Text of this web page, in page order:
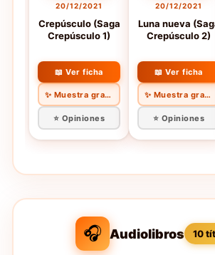
20/12/2021
Crepúsculo (Saga
Crepúsculo 1)
📖 Ver ficha
✨ Muestra gratis
⭐ Opiniones
20/12/2021
Luna nueva
Crepúsculo 2)
📖 Ver ficha
✨ Muestra gratis
⭐ Opiniones
🎧 Audiolibros 10